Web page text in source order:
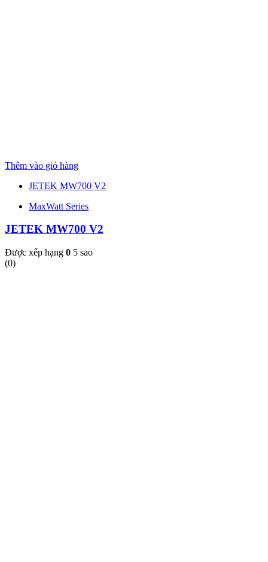
Thêm vào giỏ hàng
JETEK MW700 V2
MaxWatt Series
JETEK MW700 V2
Được xếp hạng 0 5 sao
(0)